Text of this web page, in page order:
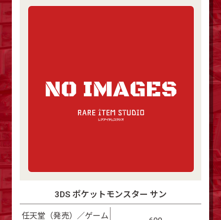
3DS ポケットモンスター サン
任天堂（発売）／ゲーム